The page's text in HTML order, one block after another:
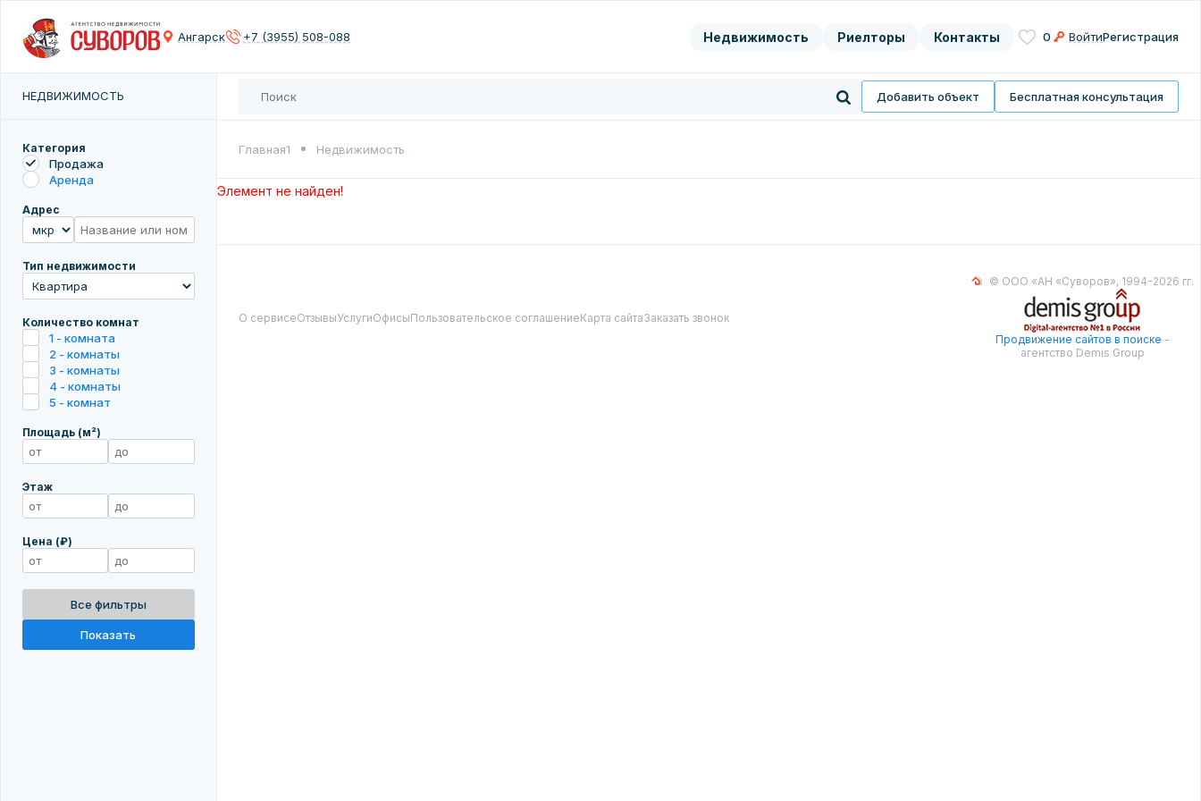
Ангарск +7 (3955) 508-088 Недвижимость Риелторы Контакты 0 ВойтиРегистрация
НЕДВИЖИМОСТЬ
Категория
Продажа
Аренда
Адрес
Тип недвижимости
Количество комнат
1 - комната
2 - комнаты
3 - комнаты
4 - комнаты
5 - комнат
Площадь (м²)
Этаж
Цена (₽)
Все фильтры
Показать
Добавить объект Бесплатная консультация
Главная1 Недвижимость
Элемент не найден!
О сервисеОтзывыУслугиОфисыПользовательское соглашениеКарта сайтаЗаказать звонок
© ООО «АН «Суворов», 1994-2026 гг.
Продвижение сайтов в поиске -
агентство Demis Group